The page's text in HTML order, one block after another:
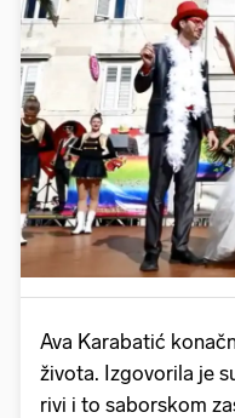
Ava Karabatić
života. Izgovorila je
rivi i to saborskom